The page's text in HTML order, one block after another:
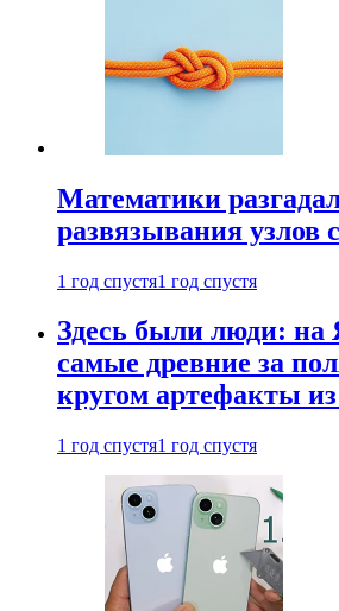
Математики
развязывания узлов
1 год спустя1 год спустя
Здесь были люди:
самые древние за
кругом артефакты
1 год спустя1 год спустя